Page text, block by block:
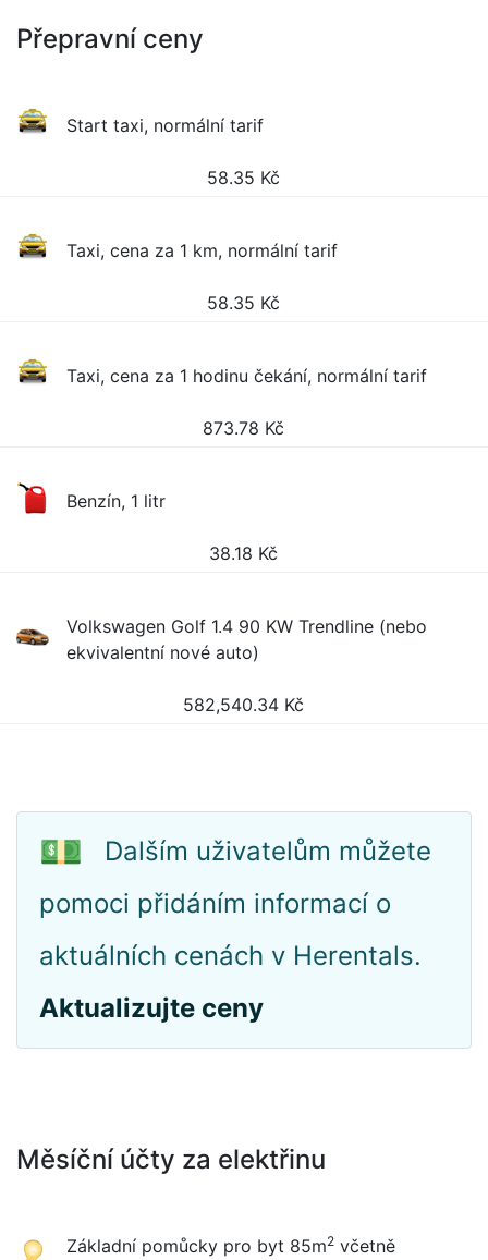
Přepravní ceny
Start taxi, normální tarif
58.35 Kč
Taxi, cena za 1 km, normální tarif
58.35 Kč
Taxi, cena za 1 hodinu čekání, normální tarif
873.78 Kč
Benzín, 1 litr
38.18 Kč
Volkswagen Golf 1.4 90 KW Trendline (nebo
ekvivalentní nové auto)
582,540.34 Kč
💵
Dalším uživatelům můžete
pomoci přidáním informací o
aktuálních cenách v Herentals.
Aktualizujte ceny
Měsíční účty za elektřinu
Základní pomůcky pro byt 85m2 včetně